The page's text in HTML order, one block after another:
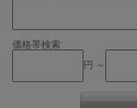
価格帯検索
円 ～